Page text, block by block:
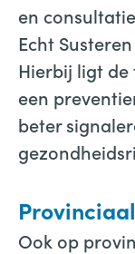
en
Echt
Hierbij ligt de
een
beter
Ook op